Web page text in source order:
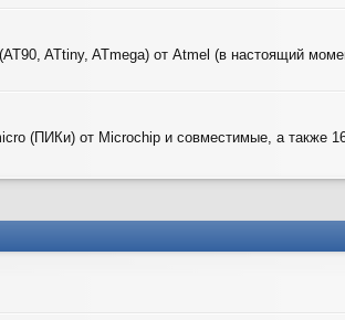
ATtiny, ATmega) от Atmel (в настоящий
(ПИКи) от Microchip и совместимые, а также